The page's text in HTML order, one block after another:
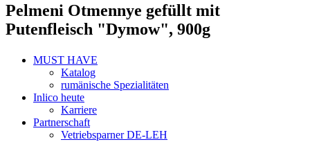
Pelmeni Otmennye gefüllt mit
Putenfleisch "Dymow", 900g
MUST HAVE
Katalog
rumänische Spezialitäten
Inlico heute
Karriere
Partnerschaft
Vetriebsparner DE-LEH